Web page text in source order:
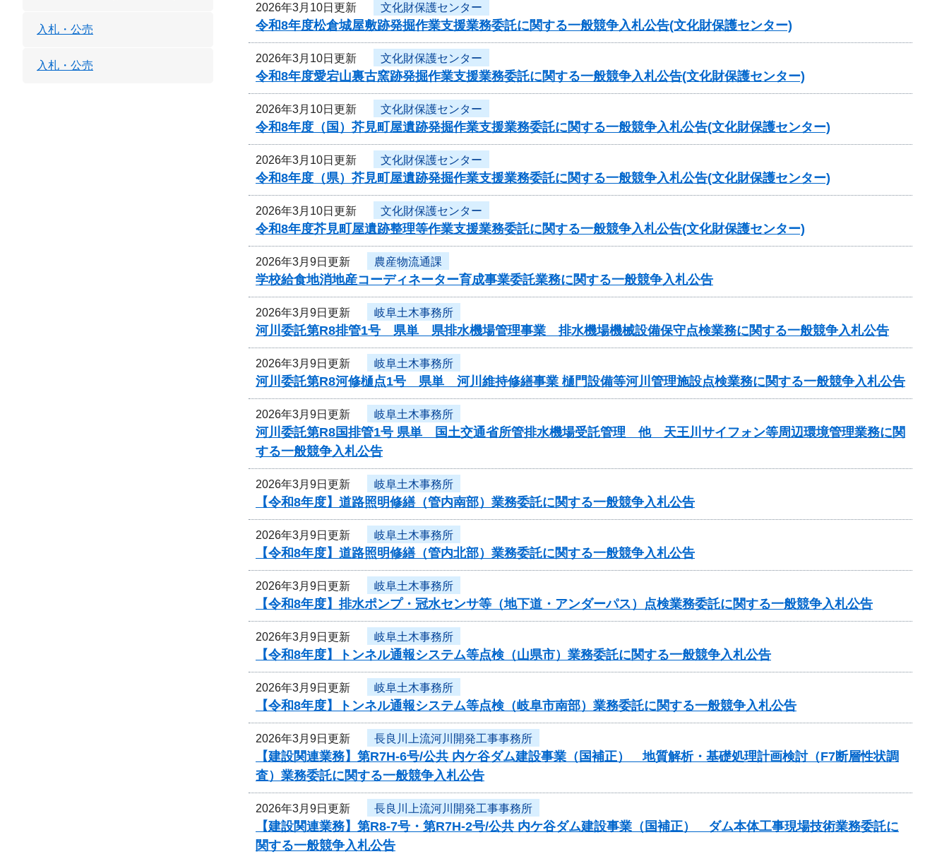
2026年3月10日更新 文化財保護センター
令和8年度松倉城屋敷跡発掘作業支援業務委託に関する一般競争入札公告(文化財保護センター)
2026年3月10日更新 文化財保護センター
令和8年度愛宕山裏古窯跡発掘作業支援業務委託に関する一般競争入札公告(文化財保護センター)
2026年3月10日更新 文化財保護センター
令和8年度（国）芥見町屋遺跡発掘作業支援業務委託に関する一般競争入札公告(文化財保護センター)
2026年3月10日更新 文化財保護センター
令和8年度（県）芥見町屋遺跡発掘作業支援業務委託に関する一般競争入札公告(文化財保護センター)
2026年3月10日更新 文化財保護センター
令和8年度芥見町屋遺跡整理等作業支援業務委託に関する一般競争入札公告(文化財保護センター)
2026年3月9日更新 農産物流通課
学校給食地消地産コーディネーター育成事業委託業務に関する一般競争入札公告
2026年3月9日更新 岐阜土木事務所
河川委託第R8排管1号 県単 県排水機場管理事業 排水機場機械設備保守点検業務に関する一般競争入札公告
2026年3月9日更新 岐阜土木事務所
河川委託第R8河修樋点1号 県単 河川維持修繕事業 樋門設備等河川管理施設点検業務に関する一般競争入札公告
2026年3月9日更新 岐阜土木事務所
河川委託第R8国排管1号 県単 国土交通省所管排水機場受託管理 他 天王川サイフォン等周辺環境管理業務に関
する一般競争入札公告
2026年3月9日更新 岐阜土木事務所
【令和8年度】道路照明修繕（管内南部）業務委託に関する一般競争入札公告
2026年3月9日更新 岐阜土木事務所
【令和8年度】道路照明修繕（管内北部）業務委託に関する一般競争入札公告
2026年3月9日更新 岐阜土木事務所
【令和8年度】排水ポンプ・冠水センサ等（地下道・アンダーパス）点検業務委託に関する一般競争入札公告
2026年3月9日更新 岐阜土木事務所
【令和8年度】トンネル通報システム等点検（山県市）業務委託に関する一般競争入札公告
2026年3月9日更新 岐阜土木事務所
【令和8年度】トンネル通報システム等点検（岐阜市南部）業務委託に関する一般競争入札公告
2026年3月9日更新 長良川上流河川開発工事事務所
【建設関連業務】第R7H-6号/公共 内ケ谷ダム建設事業（国補正） 地質解析・基礎処理計画検討（F7断層性状調
査）業務委託に関する一般競争入札公告
2026年3月9日更新 長良川上流河川開発工事事務所
【建設関連業務】第R8-7号・第R7H-2号/公共 内ケ谷ダム建設事業（国補正） ダム本体工事現場技術業務委託に
関する一般競争入札公告
入札・公売
入札・公売